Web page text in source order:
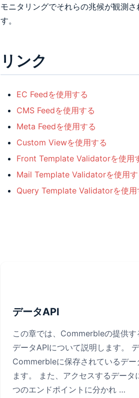
モニタリングでそれらの兆候が観測
す。
リンク
EC Feedを使用する
CMS Feedを使用する
Meta Feedを使用する
Custom Viewを使用する
Front Template Validatorを使用
Mail Template Validatorを使用す
Query Template Validatorを使用
データAPI
この章では、Commerbleの提供す
データAPIについて説明します。 デ
Commerbleに保存されているデー
ます。 また、アクセスするデータ
つのエンドポイントに分かれ …